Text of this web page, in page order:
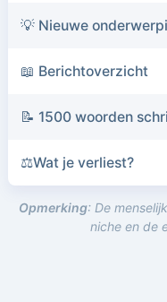
💡 Nieuwe
📖 Berichtoverzicht
📝 1500 woorden
⚖️Wat je verliest?
Opmerking: De
niche en de